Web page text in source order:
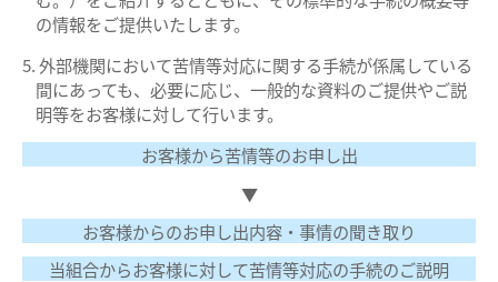
の情報をご提供いたします。
外部機関において苦情等対応に関する手続が係属している
間にあっても、必要に応じ、一般的な資料のご提供やご説
明等をお客様に対して行います。
お客様から苦情等のお申し出
▼
お客様からのお申し出内容・事情の聞き取り
当組合からお客様に対して苦情等対応の手続のご説明